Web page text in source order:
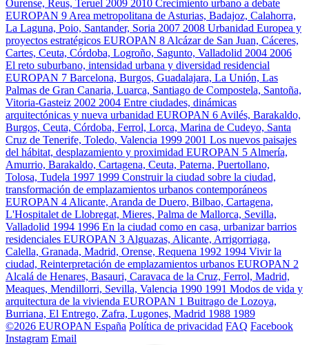
Ourense, Reus, Teruel 2009 2010 Crecimiento urbano a debate
EUROPAN 9 Area metropolitana de Asturias, Badajoz, Calahorra,
La Laguna, Poio, Santander, Soria 2007 2008 Urbanidad Europea y
proyectos estratégicos EUROPAN 8 Alcázar de San Juan, Cáceres,
Cartes, Ceuta, Córdoba, Logroño, Sagunto, Valladolid 2004 2006
El reto suburbano, intensidad urbana y diversidad residencial
EUROPAN 7 Barcelona, Burgos, Guadalajara, La Unión, Las
Palmas de Gran Canaria, Luarca, Santiago de Compostela, Santoña,
Vitoria-Gasteiz 2002 2004 Entre ciudades, dinámicas
arquitectónicas y nueva urbanidad EUROPAN 6 Avilés, Barakaldo,
Burgos, Ceuta, Córdoba, Ferrol, Lorca, Marina de Cudeyo, Santa
Cruz de Tenerife, Toledo, Valencia 1999 2001 Los nuevos paisajes
del hábitat, desplazamiento y proximidad EUROPAN 5 Almería,
Amurrio, Barakaldo, Cartagena, Ceuta, Paterna, Puertollano,
Tolosa, Tudela 1997 1999 Construir la ciudad sobre la ciudad,
transformación de emplazamientos urbanos contemporáneos
EUROPAN 4 Alicante, Aranda de Duero, Bilbao, Cartagena,
L'Hospitalet de Llobregat, Mieres, Palma de Mallorca, Sevilla,
Valladolid 1994 1996 En la ciudad como en casa, urbanizar barrios
residenciales EUROPAN 3 Alguazas, Alicante, Arrigorriaga,
Calella, Granada, Madrid, Orense, Requena 1992 1994 Vivir la
ciudad, Reinterpretación de emplazamientos urbanos EUROPAN 2
Alcalá de Henares, Basauri, Caravaca de la Cruz, Ferrol, Madrid,
Meaques, Mendillorri, Sevilla, Valencia 1990 1991 Modos de vida y
arquitectura de la vivienda EUROPAN 1 Buitrago de Lozoya,
Burriana, El Entrego, Zafra, Lugones, Madrid 1988 1989
©2026 EUROPAN España Política de privacidad FAQ Facebook
Instagram Email